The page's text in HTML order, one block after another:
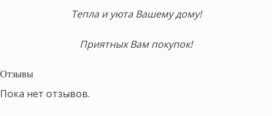
Тепла и уюта Вашему дому!
Приятных Вам покупок!
Отзывы
Пока нет отзывов.